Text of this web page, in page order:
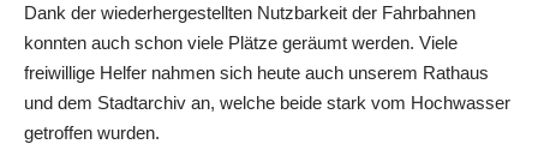
Dank der wiederhergestellten Nutzbarkeit der Fahrbahnen
konnten auch schon viele Plätze geräumt werden. Viele
freiwillige Helfer nahmen sich heute auch unserem Rathaus
und dem Stadtarchiv an, welche beide stark vom Hochwasser
getroffen wurden.